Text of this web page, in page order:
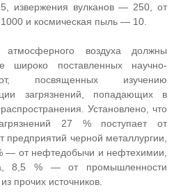
извержения вулканов — 250, от
и космическая пыль — 10.
воздуха должны
широко поставленных научно-
посвященных изучению
загрязнений, попадающих в
Установлено, что
27 % поступает от
черной металлургии,
— от нефтедобычи и нефтехимии,
8,5 % — от промышленности
прочих источников.